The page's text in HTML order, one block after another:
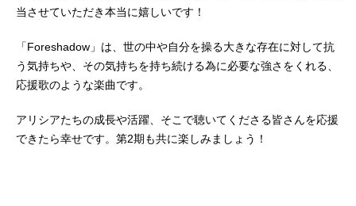
当させていただき本当に嬉しいです！
「Foreshadow」は、世の中や自分を操る大きな存在に対して抗
う気持ちや、その気持ちを持ち続ける為に必要な強さをくれる、
応援歌のような楽曲です。
アリシアたちの成長や活躍、そこで聴いてくださる皆さんを応援
できたら幸せです。第2期も共に楽しみましょう！